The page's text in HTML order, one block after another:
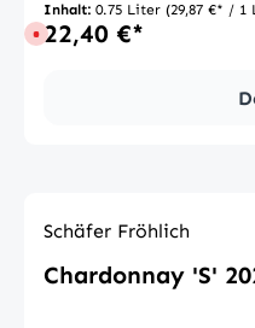
Inhalt: 0.75 Liter (29,87 €* / 1
Derzeit nicht verfügbar
22,40 €*
Schäfer Fröhlich